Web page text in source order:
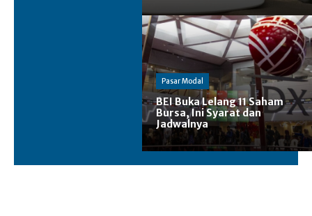
Pasar Modal
BEI Buka Lelang 11 Saham
Bursa, Ini Syarat dan
Jadwalnya